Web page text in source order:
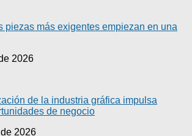
piezas más exigentes empiezan en una
2026
de la industria gráfica impulsa
de negocio
2026